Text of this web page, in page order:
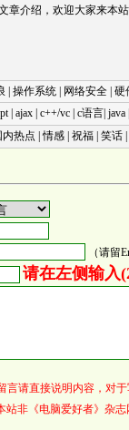
章介绍，欢迎大家来本
操作系统| 网络安全| 硬
| ajax| c++/vc| c语言| java
内热点 |情感| 祝福| 笑话|
（请留
请在左侧输入
言请直接说明内容，对
站非《电脑爱好者》杂